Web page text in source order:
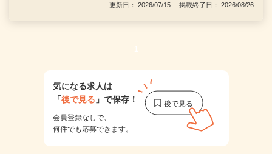
更新日： 2026/07/15 掲載終了日： 2026/08/26
1
気になる求人は
「後で見る 」で保存！
会員登録なしで、
何件でも応募できます。